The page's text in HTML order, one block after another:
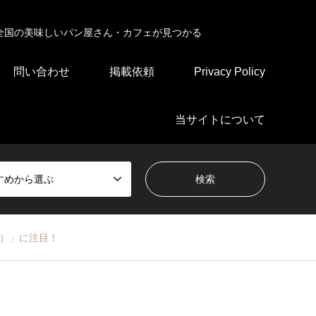
の美味しいパン屋さん・カフェが見つかる
問い合わせ 掲載依頼 Privacy Policy
当サイトについて
めから選ぶ
」に注目！